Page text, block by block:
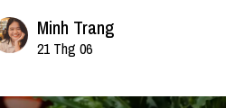
Minh Trang
21 Thg 06